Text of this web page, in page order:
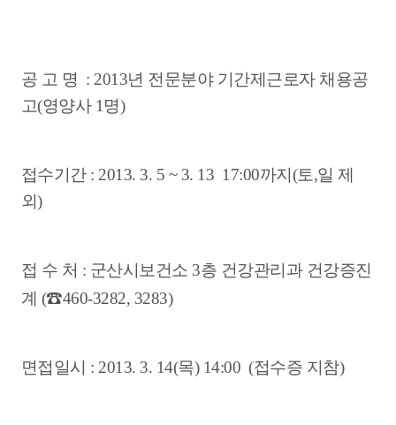
공 고 명 : 2013년 전문분야 기간제근로자 채용공
고(영양사 1명)
접수기간 : 2013. 3. 5 ~ 3. 13 17:00까지(토,일 제
외)
접 수 처 : 군산시보건소 3층 건강관리과 건강증진
계 (☎460-3282, 3283)
면접일시 : 2013. 3. 14(목) 14:00 (접수증 지참)